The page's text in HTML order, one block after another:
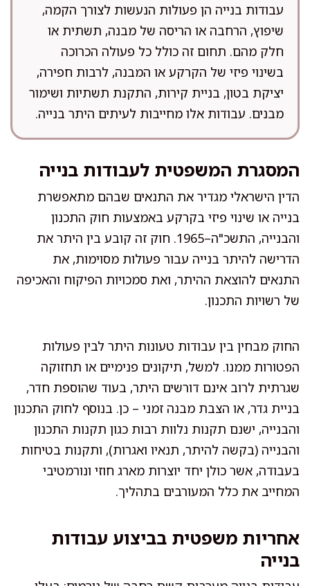
עבודות בנייה הן פעולות הנעשות לצורך הקמה,
שיפוץ, הרחבה או הריסה של מבנה, תשתית או
חלק מהם. תחום זה כולל כל פעולה הכרוכה
בשינוי פיזי של הקרקע או המבנה, לרבות חפירה,
יציקת בטון, בניית קירות, התקנת תשתיות ושימור
מבנים. עבודות אלו מחייבות לעיתים היתר בנייה.
המסגרת המשפטית לעבודות בנייה
הדין הישראלי מגדיר את התנאים שבהם מתאפשרת
בנייה או שינוי פיזי בקרקע באמצעות חוק התכנון
והבנייה, התשכ"ה–1965. חוק זה קובע בין היתר את
הדרישה להיתר בנייה עבור פעולות מסוימות, את
התנאים להוצאת ההיתר, ואת סמכויות הפיקוח והאכיפה
של רשויות התכנון.
החוק מבחין בין עבודות טעונות היתר לבין פעולות
הפטורות ממנו. למשל, תיקונים פנימיים או תחזוקה
שגרתית לרוב אינם דורשים היתר, בעוד שהוספת חדר,
בניית גדר, או הצבת מבנה זמני – כן. בנוסף לחוק התכנון
והבנייה, ישנם תקנות נלוות רבות כגון תקנות התכנון
והבנייה (בקשה להיתר, תנאיו ואגרות), ותקנות בטיחות
בעבודה, אשר כולן יחד יוצרות מארג חוזי ונורמטיבי
המחייב את כלל המעורבים בתהליך.
אחריות משפטית בביצוע עבודות
בנייה